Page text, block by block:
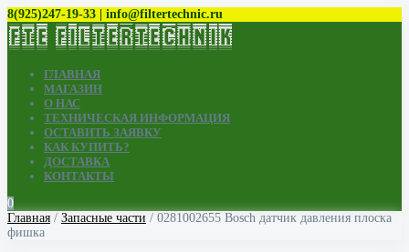
8(925)247-19-33 | info@filtertechnic.ru
ГЛАВНАЯ
МАГАЗИН
О НАС
ТЕХНИЧЕСКАЯ ИНФОРМАЦИЯ
ОСТАВИТЬ ЗАЯВКУ
КАК КУПИТЬ?
ДОСТАВКА
КОНТАКТЫ
0
Главная / Запасные части / 0281002655 Bosch датчик давления плоска
фишка